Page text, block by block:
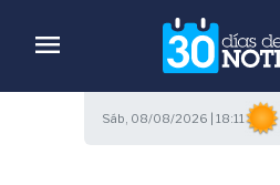
menu
Sáb, 08/08/2026 | 18:11